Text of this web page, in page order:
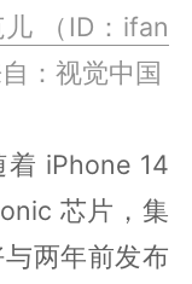
（ID：ifan
：视觉中国
iPhone 14
芯片，集
两年前发布